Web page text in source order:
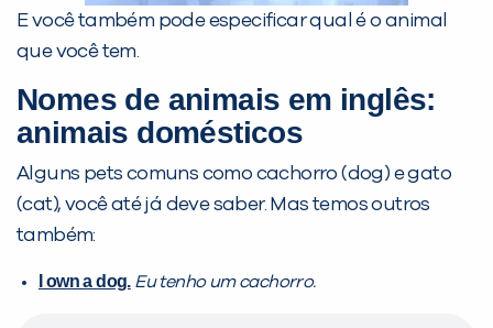
E você também pode especificar qual é o animal
que você tem.
Nomes de animais em inglês:
animais domésticos
Alguns pets comuns como cachorro (dog) e gato
(cat), você até já deve saber. Mas temos outros
também:
I own a dog. Eu tenho um cachorro.